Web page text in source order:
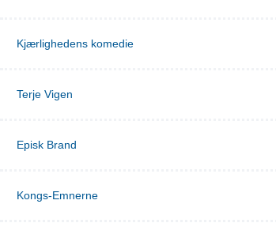
Kjærlighedens komedie
Terje Vigen
Episk Brand
Kongs-Emnerne